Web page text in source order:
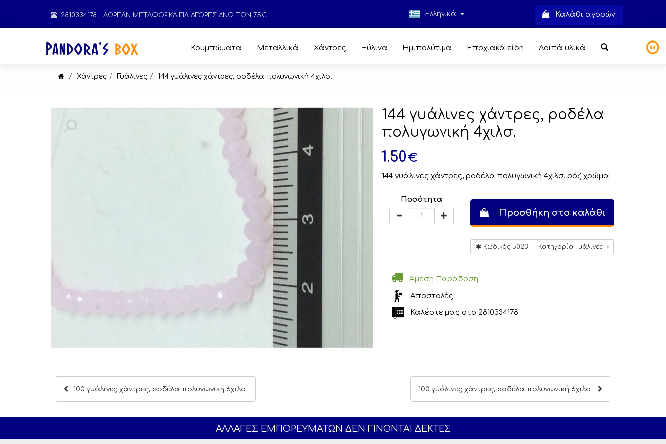
2810334178 | ΔΩΡΕΑΝ ΜΕΤΑΦΟΡΙΚΑ ΓΙΑ ΑΓΟΡΕΣ ΑΝΩ ΤΩΝ 75€ Ελληνικά Καλάθι αγορών
Κουμπώματα Μεταλλικά Χάντρες Ξύλινα Ημιπολύτιμα Εποχιακά είδη Λοιπά υλικά
Χάντρες Γυάλινες 144 γυάλινες χάντρες, ροδέλα πολυγωνική 4χιλσ.
144 γυάλινες χάντρες, ροδέλα
πολυγωνική 4χιλσ.
1.50€
144 γυάλινες χάντρες, ροδέλα πολυγωνική 4χιλσ. ρόζ χρώμα.
Ποσότητα
Προσθήκη στο καλάθι
Κωδικός 5023 Κατηγορία Γυάλινες
Άμεση Παράδοση
Αποστολές
Καλέστε μας στο 2810334178
100 γυάλινες χάντρες, ροδέλα πολυγωνική 6χιλσ. 100 γυάλινες χάντρες, ροδέλα πολυγωνική 6χιλσ.
ΑΛΛΑΓΕΣ ΕΜΠΟΡΕΥΜΑΤΩΝ ΔΕΝ ΓΙΝΟΝΤΑΙ ΔΕΚΤΕΣ